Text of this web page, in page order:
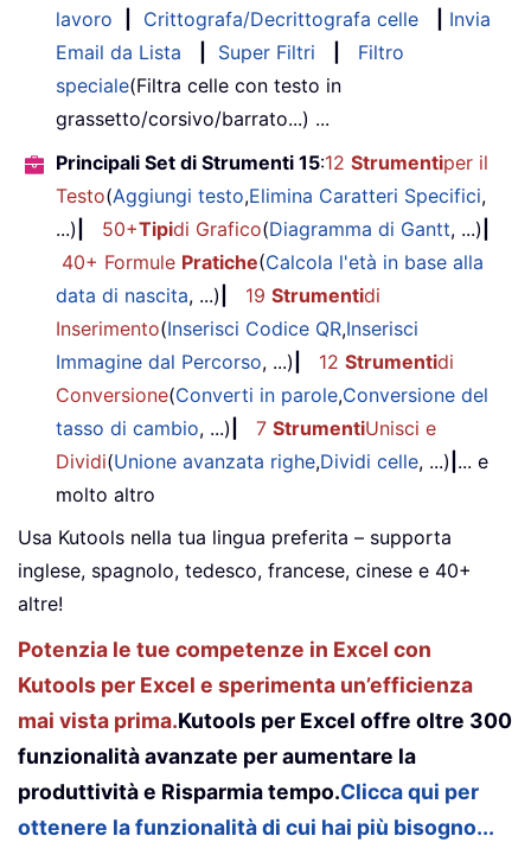
lavoro
Crittografa/Decrittografa celle
Invia
Email da Lista
Super Filtri
Filtro
speciale(Filtra celle con testo in
grassetto/corsivo/barrato...) ...
Principali Set di Strumenti 15:12 Strumentiper il
Testo(Aggiungi testo,Elimina Caratteri Specifici,
...)
50+Tipidi Grafico(Diagramma di Gantt, ...)
40+ Formule Pratiche(Calcola l'età in base alla
data di nascita, ...) 19 Strumentidi
Inserimento(Inserisci Codice QR,Inserisci
Immagine dal Percorso, ...) 12 Strumentidi
Conversione(Converti in parole,Conversione del
tasso di cambio, ...) 7 StrumentiUnisci e
Dividi(Unione avanzata righe,Dividi celle, ...) ... e
molto altro
Usa Kutools nella tua lingua preferita – supporta
inglese, spagnolo, tedesco, francese, cinese e 40+
altre!
Potenzia le tue competenze in Excel con
Kutools per Excel e sperimenta un’efficienza
mai vista prima.Kutools per Excel offre oltre 300
funzionalità avanzate per aumentare la
produttività e Risparmia tempo.Clicca qui per
ottenere la funzionalità di cui hai più bisogno...